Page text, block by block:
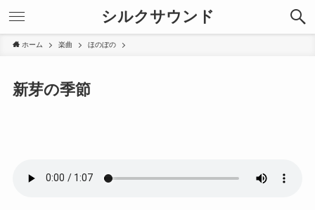
シルクサウンド
ホーム 楽曲 ほのぼの
新芽の季節